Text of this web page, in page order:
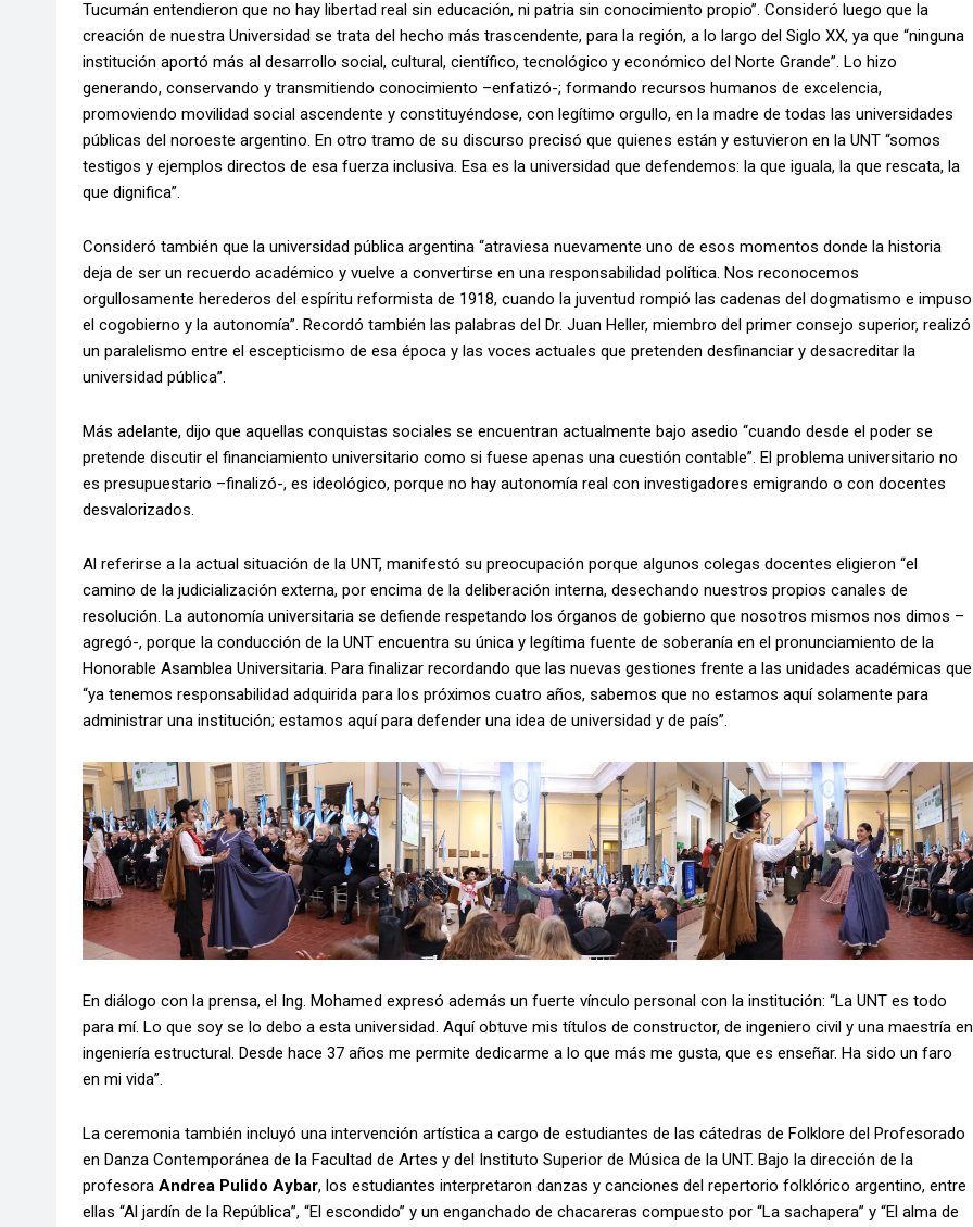
Tucumán entendieron que no hay libertad real sin educación, ni patria sin conocimiento propio”. Consideró luego que la
creación de nuestra Universidad se trata del hecho más trascendente, para la región, a lo largo del Siglo XX, ya que “ninguna
institución aportó más al desarrollo social, cultural, científico, tecnológico y económico del Norte Grande”. Lo hizo
generando, conservando y transmitiendo conocimiento –enfatizó-; formando recursos humanos de excelencia,
promoviendo movilidad social ascendente y constituyéndose, con legítimo orgullo, en la madre de todas las universidades
públicas del noroeste argentino. En otro tramo de su discurso precisó que quienes están y estuvieron en la UNT “somos
testigos y ejemplos directos de esa fuerza inclusiva. Esa es la universidad que defendemos: la que iguala, la que rescata, la
que dignifica”.
Consideró también que la universidad pública argentina “atraviesa nuevamente uno de esos momentos donde la historia
deja de ser un recuerdo académico y vuelve a convertirse en una responsabilidad política. Nos reconocemos
orgullosamente herederos del espíritu reformista de 1918, cuando la juventud rompió las cadenas del dogmatismo e impuso
el cogobierno y la autonomía”. Recordó también las palabras del Dr. Juan Heller, miembro del primer consejo superior, realizó
un paralelismo entre el escepticismo de esa época y las voces actuales que pretenden desfinanciar y desacreditar la
universidad pública”.
Más adelante, dijo que aquellas conquistas sociales se encuentran actualmente bajo asedio “cuando desde el poder se
pretende discutir el financiamiento universitario como si fuese apenas una cuestión contable”. El problema universitario no
es presupuestario –finalizó-, es ideológico, porque no hay autonomía real con investigadores emigrando o con docentes
desvalorizados.
Al referirse a la actual situación de la UNT, manifestó su preocupación porque algunos colegas docentes eligieron “el
camino de la judicialización externa, por encima de la deliberación interna, desechando nuestros propios canales de
resolución. La autonomía universitaria se defiende respetando los órganos de gobierno que nosotros mismos nos dimos –
agregó-, porque la conducción de la UNT encuentra su única y legítima fuente de soberanía en el pronunciamiento de la
Honorable Asamblea Universitaria. Para finalizar recordando que las nuevas gestiones frente a las unidades académicas que
“ya tenemos responsabilidad adquirida para los próximos cuatro años, sabemos que no estamos aquí solamente para
administrar una institución; estamos aquí para defender una idea de universidad y de país”.
En diálogo con la prensa, el Ing. Mohamed expresó además un fuerte vínculo personal con la institución: “La UNT es todo
para mí. Lo que soy se lo debo a esta universidad. Aquí obtuve mis títulos de constructor, de ingeniero civil y una maestría en
ingeniería estructural. Desde hace 37 años me permite dedicarme a lo que más me gusta, que es enseñar. Ha sido un faro
en mi vida”.
La ceremonia también incluyó una intervención artística a cargo de estudiantes de las cátedras de Folklore del Profesorado
en Danza Contemporánea de la Facultad de Artes y del Instituto Superior de Música de la UNT. Bajo la dirección de la
profesora Andrea Pulido Aybar, los estudiantes interpretaron danzas y canciones del repertorio folklórico argentino, entre
ellas “Al jardín de la República”, “El escondido” y un enganchado de chacareras compuesto por “La sachapera” y “El alma de